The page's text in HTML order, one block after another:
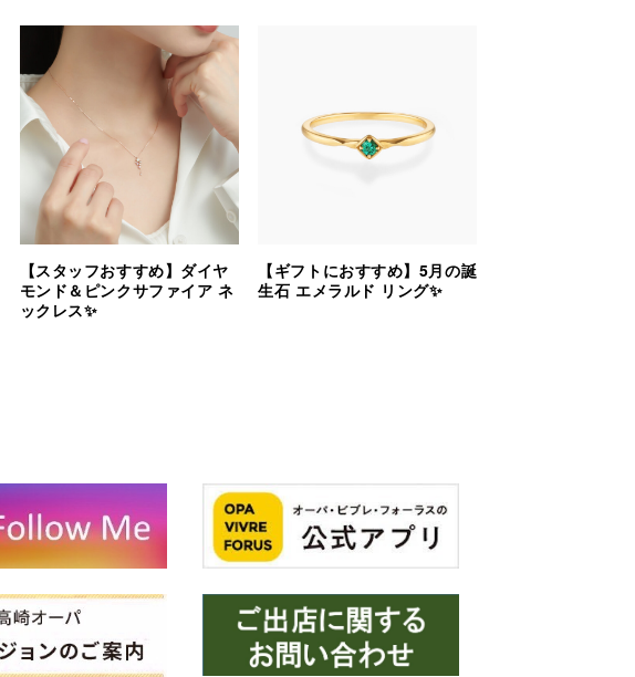
【スタッフおすすめ】ダイヤ
モンド＆ピンクサファイア ネ
ックレス✨
【ギフトにおすすめ】5月の誕
生石 エメラルド リング✨